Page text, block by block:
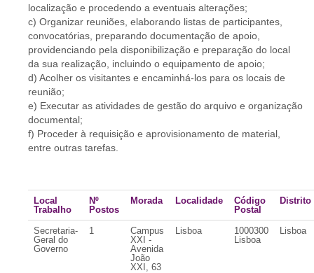
localização e procedendo a eventuais alterações;
c) Organizar reuniões, elaborando listas de participantes,
convocatórias, preparando documentação de apoio,
providenciando pela disponibilização e preparação do local
da sua realização, incluindo o equipamento de apoio;
d) Acolher os visitantes e encaminhá-los para os locais de
reunião;
e) Executar as atividades de gestão do arquivo e organização
documental;
f) Proceder à requisição e aprovisionamento de material,
entre outras tarefas.
Local
Trabalho
Nº
Postos
Morada Localidade
Código
Postal
Distrito
Secretaria-
Geral do
Governo
1
Campus
XXI -
Avenida
João
XXI, 63
Lisboa
1000300
Lisboa
Lisboa